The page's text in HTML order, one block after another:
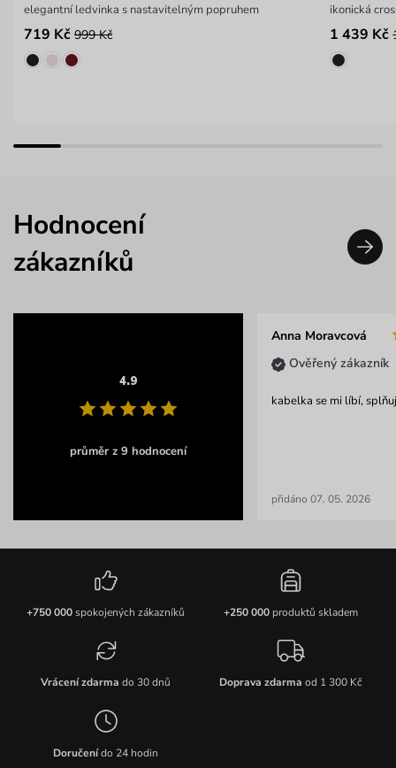
elegantní ledvinka s nastavitelným popruhem
719 Kč 999 Kč
ikonická
1 439 Kč
Hodnocení
zákazníků
4.9
průměr z 9 hodnocení
Anna Moravcová
Ověřený zákazník
kabelka se mi líbí,
přidáno 07. 05. 2026
+750 000spokojených zákazníků +250 000produktů skladem
Vrácení zdarma do 30 dnů Doprava zdarma od 1 300 Kč
Doručenído 24 hodin